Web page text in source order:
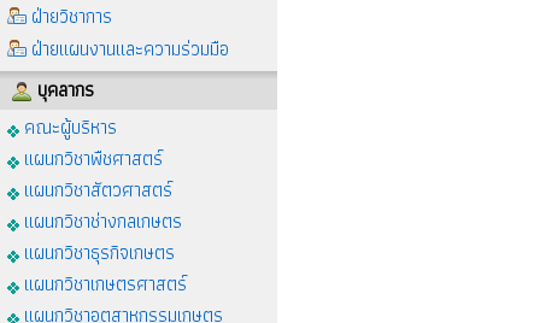
ฝ่ายวิชาการ
ฝ่ายแผนงานและความร่วมมือ
บุคลากร
คณะผู้บริหาร
แผนกวิชาพืชศาสตร์
แผนกวิชาสัตวศาสตร์
แผนกวิชาช่างกลเกษตร
แผนกวิชาธุรกิจเกษตร
แผนกวิชาเกษตรศาสตร์
แผนกวิชาอุตสาหกรรมเกษตร